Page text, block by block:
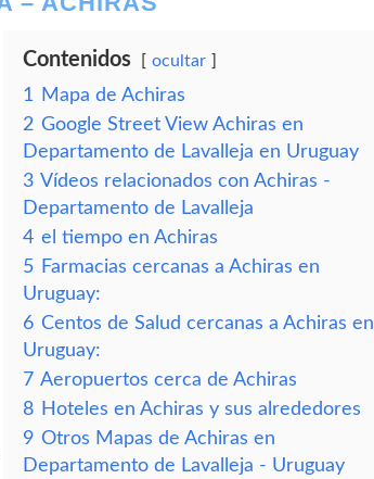
Contenidos ocultar
1
Mapa de Achiras
2 Google Street View Achiras en
Departamento de Lavalleja en Uruguay
3 Vídeos relacionados con Achiras -
Departamento de Lavalleja
4 el tiempo en Achiras
5 Farmacias cercanas a Achiras en
Uruguay:
6 Centos de Salud cercanas a Achiras en
Uruguay:
7 Aeropuertos cerca de Achiras
8 Hoteles en Achiras y sus alrededores
9 Otros Mapas de Achiras en
Departamento de Lavalleja - Uruguay